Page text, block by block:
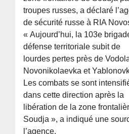
troupes russes, a déclaré
de sécurité russe à RIA
« Aujourd’hui, la 103e
défense territoriale subit de
lourdes pertes près de
Novonikolaevka et
Les combats se sont
dans cette direction après la
libération de la zone
Soudja », a indiqué une
l’agence.